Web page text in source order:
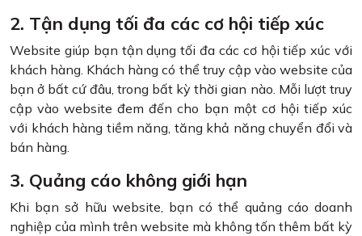
2. Tận dụng tối đa các cơ hội tiếp xúc
Website giúp bạn tận dụng tối đa các cơ hội tiếp xúc với
khách hàng. Khách hàng có thể truy cập vào website của
bạn ở bất cứ đâu, trong bất kỳ thời gian nào. Mỗi lượt truy
cập vào website đem đến cho bạn một cơ hội tiếp xúc
với khách hàng tiềm năng, tăng khả năng chuyển đổi và
bán hàng.
3. Quảng cáo không giới hạn
Khi bạn sở hữu website, bạn có thể quảng cáo doanh
nghiệp của mình trên website mà không tốn thêm bất kỳ